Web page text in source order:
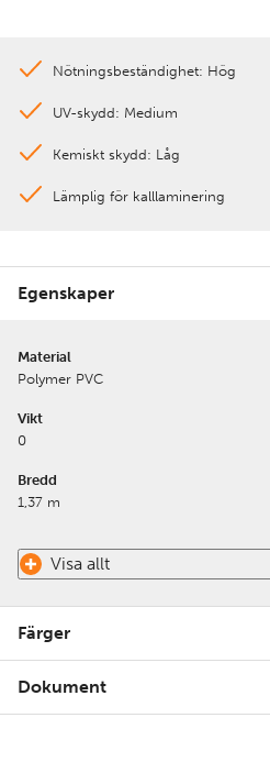
Nötningsbeständighet: Hög
UV-skydd: Medium
Kemiskt skydd: Låg
Lämplig för kalllaminering
Egenskaper
Material
Polymer PVC
Vikt
0
Bredd
1,37 m
Visa allt
Färger
Dokument